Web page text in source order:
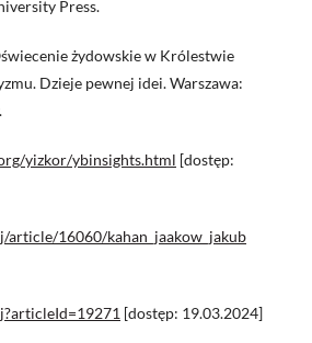
Press.
żydowskie w Królestwie
Dzieje pewnej idei. Warszawa:
yizkor/ybinsights.html [dostęp:
article/16060/kahan_jaakow_jakub
[dostęp: 19.03.2024]